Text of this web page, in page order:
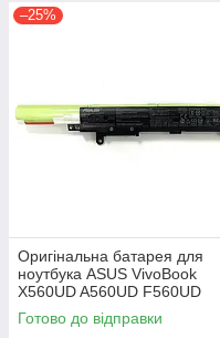
–25%
Оригінальна батарея для
ноутбука ASUS VivoBook
X560UD A560UD F560UD
K560UD R562UD - A31N1730
Готово до відправки